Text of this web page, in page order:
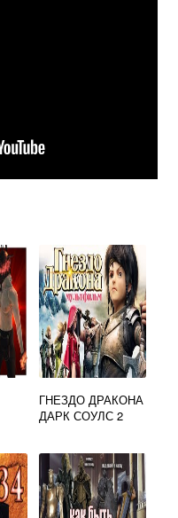
ГНЕЗДО ДРАКОНА
ДАРК СОУЛС 2